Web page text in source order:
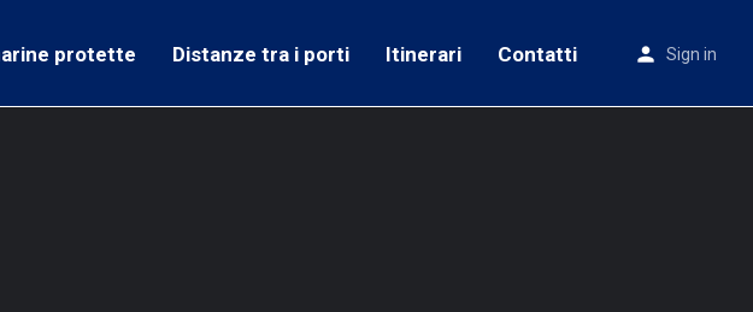
protette Distanze tra i porti Itinerari Contatti Sign in